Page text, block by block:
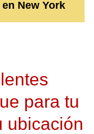
New York
para tu
ubicación